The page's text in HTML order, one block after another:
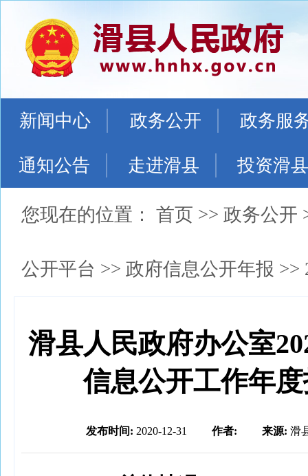
新闻中心 政务公开 政务服
通知公告 走进滑县 投资滑县
您现在的位置： 首页 >> 政务公开
公开平台 >> 政府信息公开年报 >>
滑县人民政府办公室
信息公开工作年
发布时间: 2020-12-31 作者: 来源: 滑